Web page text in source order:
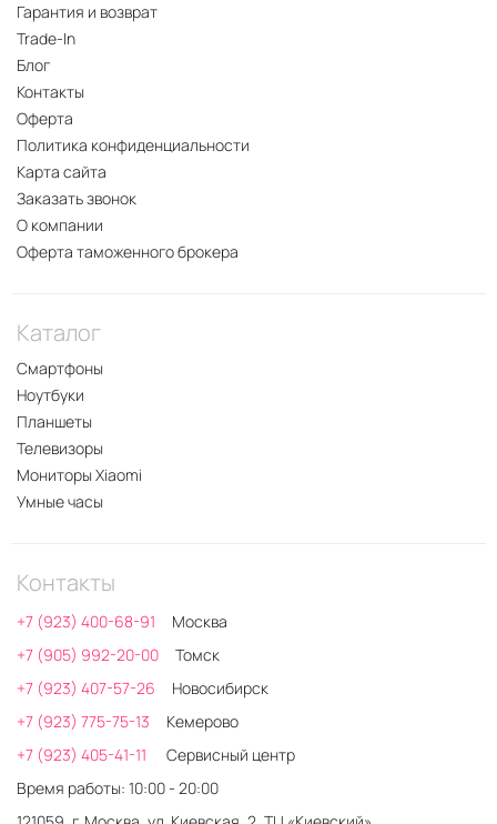
Гарантия и возврат
Trade-In
Блог
Контакты
Оферта
Политика конфиденциальности
Карта сайта
Заказать звонок
О компании
Оферта таможенного брокера
Каталог
Смартфоны
Ноутбуки
Планшеты
Телевизоры
Мониторы Xiaomi
Умные часы
Контакты
+7 (923) 400-68-91
Москва
+7 (905) 992-20-00
Томск
+7 (923) 407-57-26
Новосибирск
+7 (923) 775-75-13
Кемерово
+7 (923) 405-41-11
Сервисный центр
Время работы: 10:00 - 20:00